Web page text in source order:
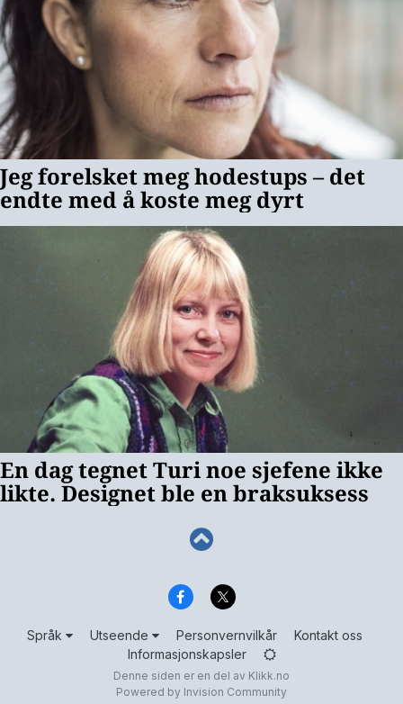
Språk Utseende Personvernvilkår
Kontakt oss
Informasjonskapsler
Denne siden er en del av Klikk.no
Powered by Invision Community